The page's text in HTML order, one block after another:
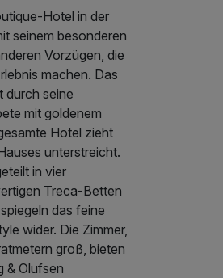
Hotel in der
seinem besonderen
Vorzügen, die
machen. Das
durch seine
mit goldenem
Hotel zieht
unterstreicht.
in vier
Treca-Betten
das feine
wider. Die Zimmer,
groß, bieten
& Olufsen